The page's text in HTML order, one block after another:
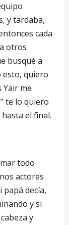
y tardaba,
cada
otros
busqué a
esto, quiero
Yair me
te lo quiero
el final.
todo
actores
decía,
y si
y